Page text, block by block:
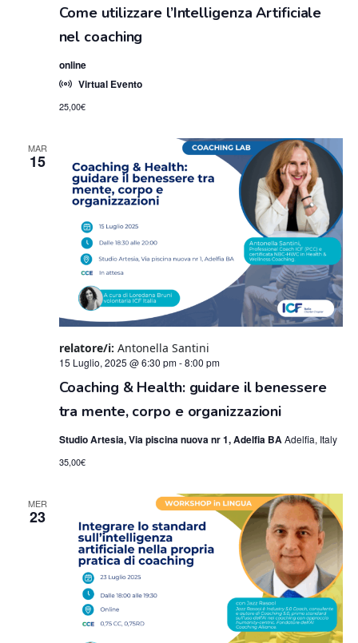
Come utilizzare l’Intelligenza Artificiale
nel coaching
online
Virtual Evento
25,00€
MAR
15
15 Luglio, 2025 @ 6:30 pm-8:00 pm
Coaching & Health: guidare il benessere
tra mente, corpo e organizzazioni
relatore/i: Antonella Santini
Studio Artesia, Via piscina nuova nr 1, Adelfia BAAdelfia, Italy
35,00€
MER
23